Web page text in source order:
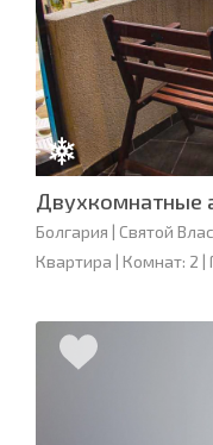
Двухкомнатные
Болгария | Святой Влас
Квартира | Комнат: 2 |